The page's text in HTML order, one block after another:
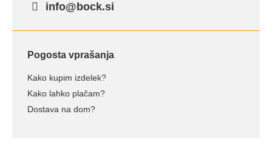
info@bock.si
Pogosta vprašanja
Kako kupim izdelek?
Kako lahko plačam?
Dostava na dom?